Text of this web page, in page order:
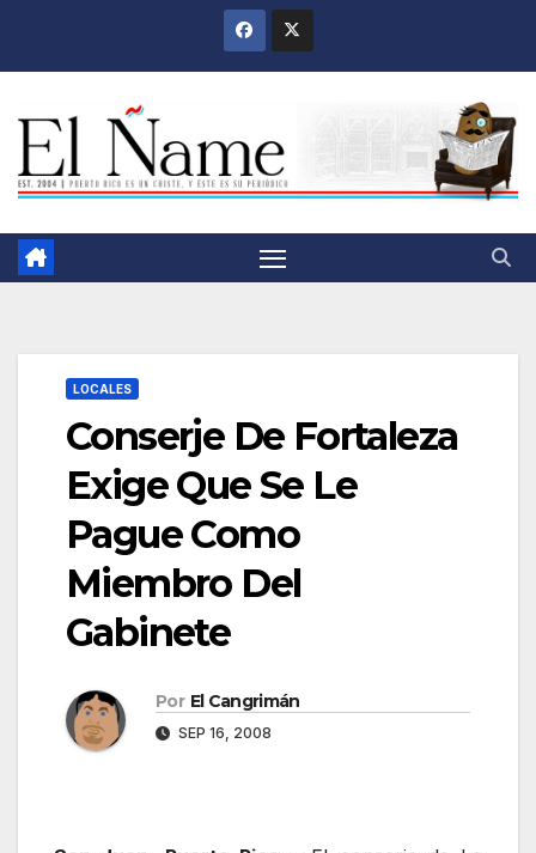
LOCALES
Conserje De Fortaleza
Exige Que Se Le
Pague Como
Miembro Del
Gabinete
Por El Cangrimán
SEP 16, 2008